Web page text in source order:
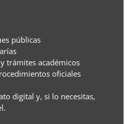
públicas
trámites académicos
oficiales
digital y, si lo necesitas,